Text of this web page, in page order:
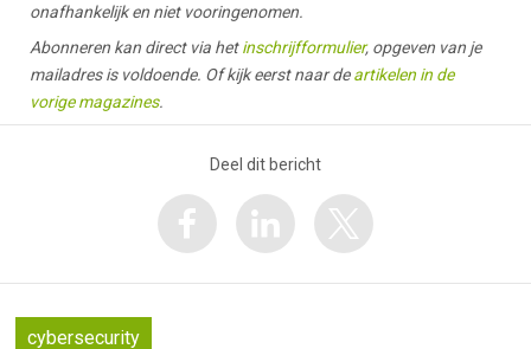
onafhankelijk en niet vooringenomen.
Abonneren kan direct via hetinschrijfformulier, opgeven van je
mailadres is voldoende. Of kijk eerst naar deartikelen in de
vorige magazines.
Deel dit bericht
cybersecurity